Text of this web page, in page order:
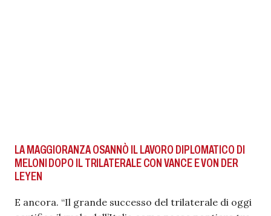
LA MAGGIORANZA OSANNÒ IL LAVORO DIPLOMATICO DI
MELONI DOPO IL TRILATERALE CON VANCE E VON DER
LEYEN
E ancora. “Il grande successo del trilaterale di oggi